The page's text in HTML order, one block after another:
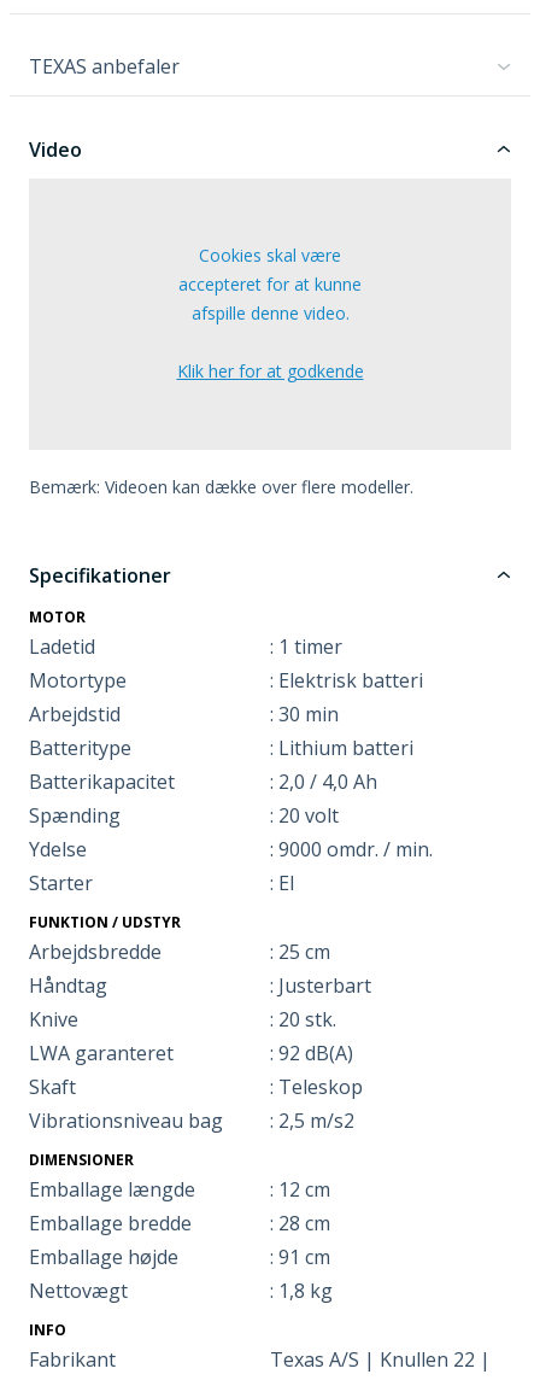
TEXAS anbefaler
Video
Cookies skal være
accepteret for at kunne
afspille denne video.
Klik her for at godkende
Bemærk: Videoen kan dække over flere modeller.
Specifikationer
MOTOR
Ladetid
: 1 timer
Motortype
: Elektrisk batteri
Arbejdstid
: 30 min
Batteritype
: Lithium batteri
Batterikapacitet
: 2,0 / 4,0 Ah
Spænding
: 20 volt
Ydelse
: 9000 omdr. / min.
Starter
: El
FUNKTION / UDSTYR
Arbejdsbredde
: 25 cm
Håndtag
: Justerbart
Knive
: 20 stk.
LWA garanteret
: 92 dB(A)
Skaft
: Teleskop
Vibrationsniveau bag
: 2,5 m/s2
DIMENSIONER
Emballage længde
: 12 cm
Emballage bredde
: 28 cm
Emballage højde
: 91 cm
Nettovægt
: 1,8 kg
INFO
Fabrikant
Texas A/S | Knullen 22 |